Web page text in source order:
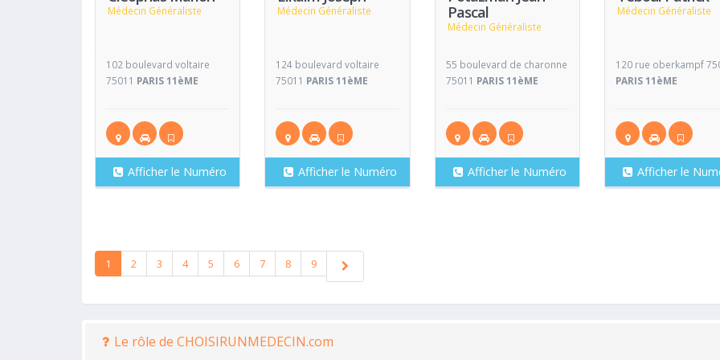
Médecin Généraliste
102 boulevard voltaire
75011 PARIS 11èME
Afficher le Numéro
Médecin Généraliste
124 boulevard voltaire
75011 PARIS 11èME
Afficher le Numéro
Pascal
Médecin Généraliste
55 boulevard de charonne
75011 PARIS 11èME
Afficher le Numéro
Médecin Généraliste
120 rue oberkampf
PARIS 11èME
Afficher le
1 2 3 4 5 6 7 8 9
Le rôle de CHOISIRUNMEDECIN.com